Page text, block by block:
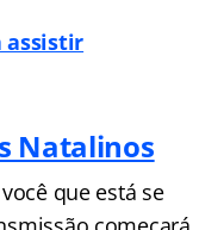
assistir
Natalinos
que está se